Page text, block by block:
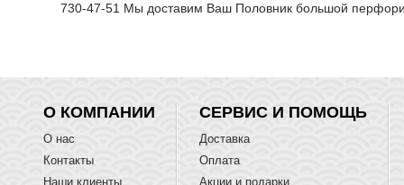
730-47-51 Мы доставим Ваш Половник большой
О КОМПАНИИ
О нас
Контакты
Наши клиенты
СЕРВИС И ПОМОЩЬ
Доставка
Оплата
Акции и подарки